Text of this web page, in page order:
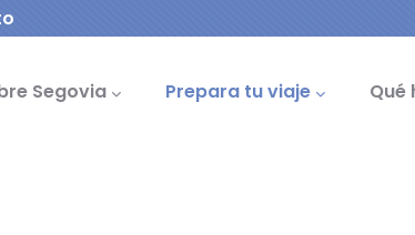
Segovia Prepara tu viaje Qué